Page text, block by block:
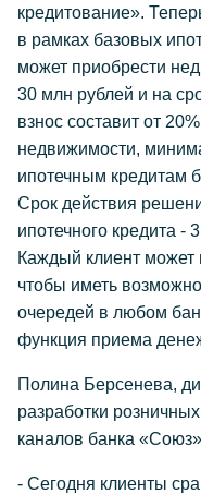
кредитование».
в рамках базовых
может приобрести
30 млн рублей и на
взнос составит от
недвижимости,
ипотечным кредитам
Срок действия
ипотечного кредита -
Каждый клиент может
чтобы иметь
очередей в любом
функция приема
Полина Берсенева,
разработки
каналов банка
- Сегодня клиенты